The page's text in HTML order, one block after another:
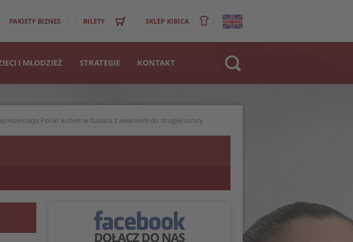
PAKIETY BIZNES BILETY SKLEP KIBICA
I MŁODZIEŻ STRATEGIE KONTAKT
>
Strona WWW
Zawodnik
Polski kobiet w futsalu z awansem do drugiej rundy